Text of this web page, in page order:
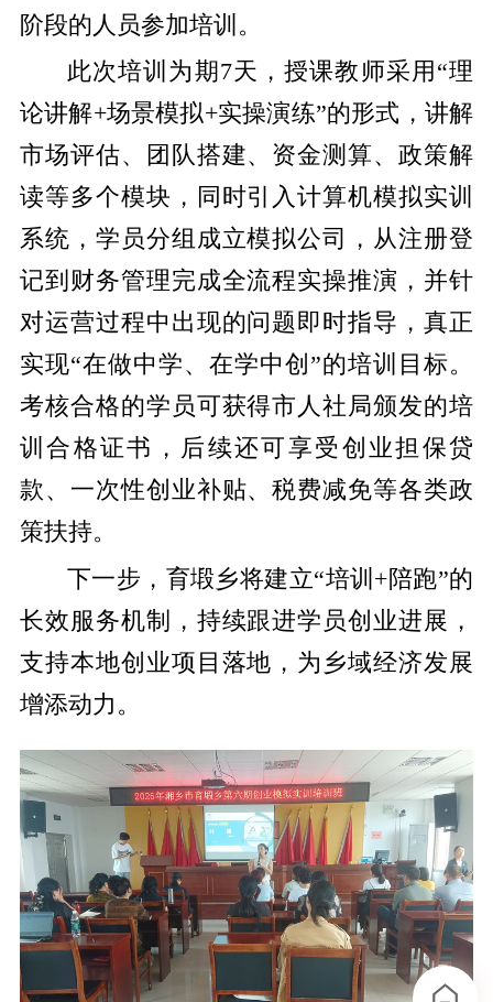
阶段的人员参加培训。
此次培训为期7天，授课教师采用“理
论讲解+场景模拟+实操演练”的形式，讲解
市场评估、团队搭建、资金测算、政策解
读等多个模块，同时引入计算机模拟实训
系统，学员分组成立模拟公司，从注册登
记到财务管理完成全流程实操推演，并针
对运营过程中出现的问题即时指导，真正
实现“在做中学、在学中创”的培训目标。
考核合格的学员可获得市人社局颁发的培
训合格证书，后续还可享受创业担保贷
款、一次性创业补贴、税费减免等各类政
策扶持。
下一步，育塅乡将建立“培训+陪跑”的
长效服务机制，持续跟进学员创业进展，
支持本地创业项目落地，为乡域经济发展
增添动力。